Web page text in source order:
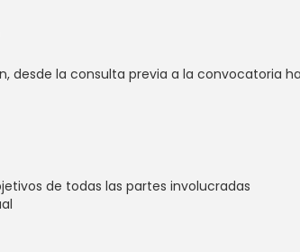
desde la consulta previa a la convocatoria
de todas las partes involucradas